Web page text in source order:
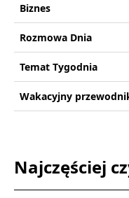
Biznes
Rozmowa Dnia
Temat Tygodnia
Wakacyjny
Najczęściej